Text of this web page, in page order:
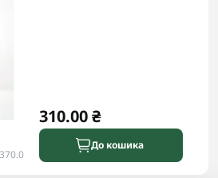
310.00 ₴
До кошика